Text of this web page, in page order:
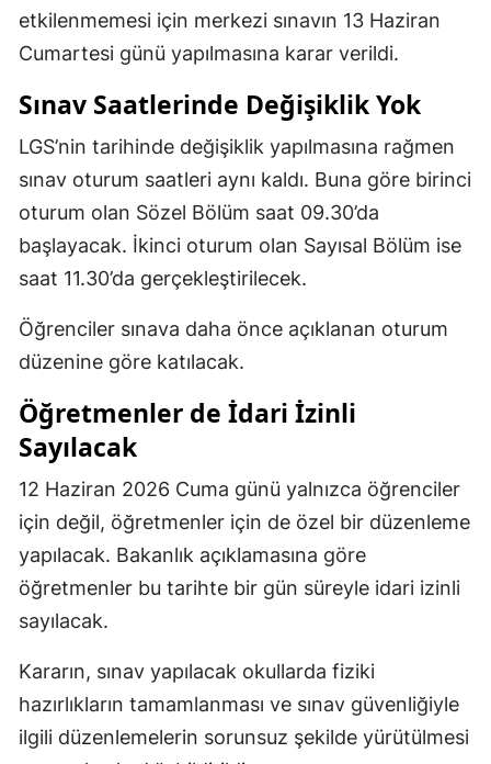
etkilenmemesi için merkezi sınavın 13 Haziran
Cumartesi günü yapılmasına karar verildi.
Sınav Saatlerinde Değişiklik Yok
LGS’nin tarihinde değişiklik yapılmasına rağmen
sınav oturum saatleri aynı kaldı. Buna göre birinci
oturum olan Sözel Bölüm saat 09.30’da
başlayacak. İkinci oturum olan Sayısal Bölüm ise
saat 11.30’da gerçekleştirilecek.
Öğrenciler sınava daha önce açıklanan oturum
düzenine göre katılacak.
Öğretmenler de İdari İzinli
Sayılacak
12 Haziran 2026 Cuma günü yalnızca öğrenciler
için değil, öğretmenler için de özel bir düzenleme
yapılacak. Bakanlık açıklamasına göre
öğretmenler bu tarihte bir gün süreyle idari izinli
sayılacak.
Kararın, sınav yapılacak okullarda fiziki
hazırlıkların tamamlanması ve sınav güvenliğiyle
ilgili düzenlemelerin sorunsuz şekilde yürütülmesi